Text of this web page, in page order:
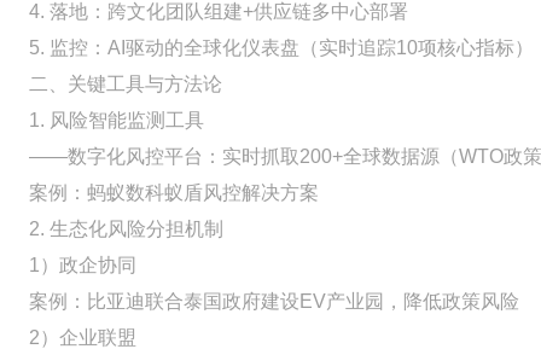
4. 落地：跨文化团队组建+供应链多中心部署
5. 监控：AI驱动的全球化仪表盘（实时追踪10项核心指标）
二、关键工具与方法论
1. 风险智能监测工具
——数字化风控平台：实时抓取200+全球数据源（WTO政
案例：蚂蚁数科蚁盾风控解决方案
2. 生态化风险分担机制
1）政企协同
案例：比亚迪联合泰国政府建设EV产业园，降低政策风险
2）企业联盟